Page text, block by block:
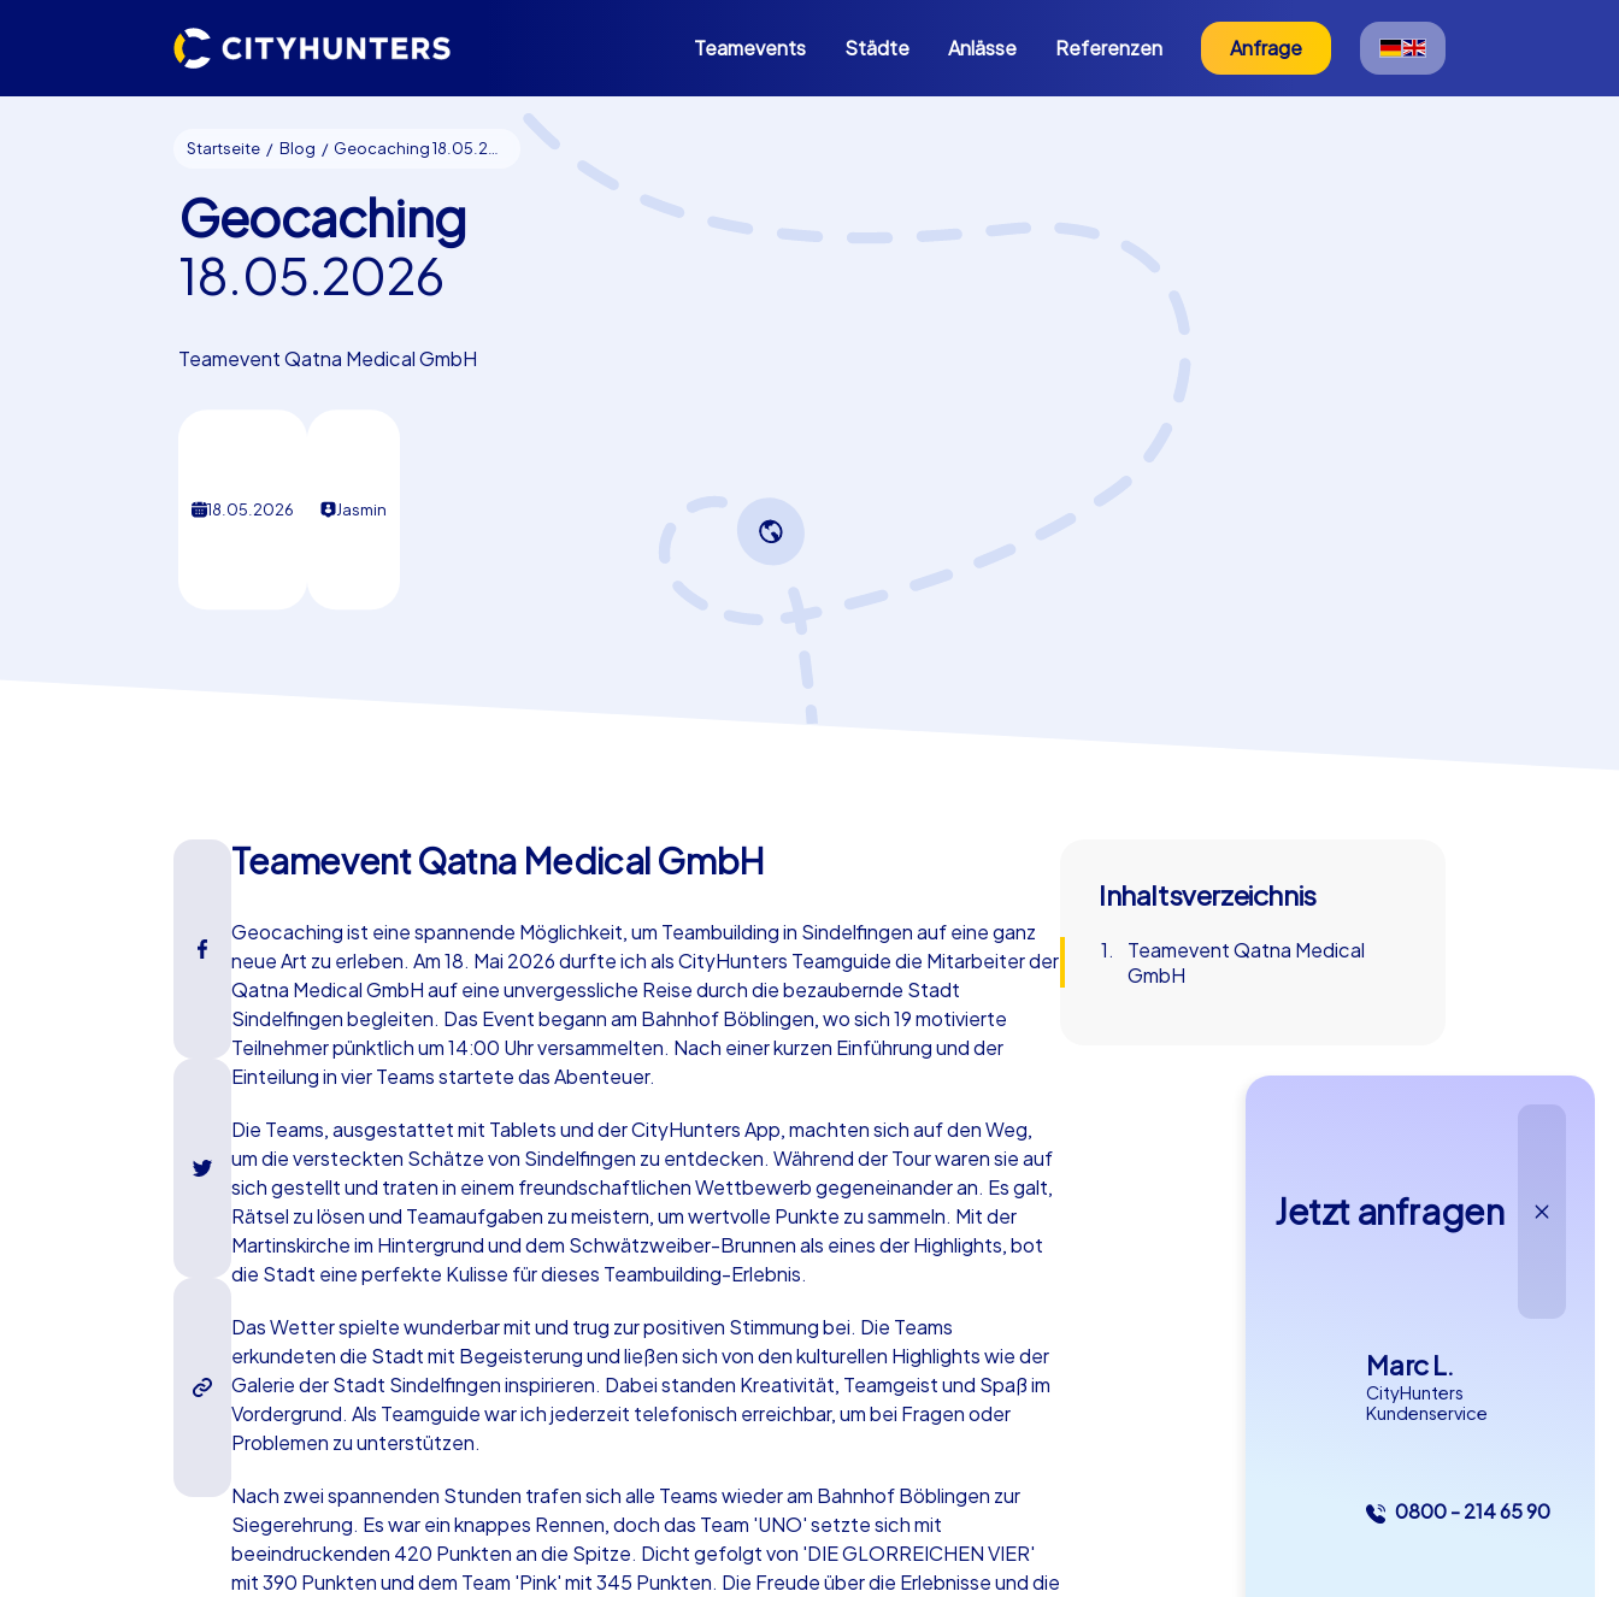
Teamevents Städte Anlässe Referenzen Anfrage
Startseite Blog Geocaching 18.05.2026
Geocaching
18.05.2026
Teamevent Qatna Medical GmbH
18.05.2026 Jasmin
Teamevent Qatna Medical GmbH
Geocaching ist eine spannende Möglichkeit, um Teambuilding in Sindelfingen auf eine ganz
neue Art zu erleben. Am 18. Mai 2026 durfte ich als CityHunters Teamguide die Mitarbeiter der
Qatna Medical GmbH auf eine unvergessliche Reise durch die bezaubernde Stadt
Sindelfingen begleiten. Das Event begann am Bahnhof Böblingen, wo sich 19 motivierte
Teilnehmer pünktlich um 14:00 Uhr versammelten. Nach einer kurzen Einführung und der
Einteilung in vier Teams startete das Abenteuer.
Die Teams, ausgestattet mit Tablets und der CityHunters App, machten sich auf den Weg,
um die versteckten Schätze von Sindelfingen zu entdecken. Während der Tour waren sie auf
sich gestellt und traten in einem freundschaftlichen Wettbewerb gegeneinander an. Es galt,
Rätsel zu lösen und Teamaufgaben zu meistern, um wertvolle Punkte zu sammeln. Mit der
Martinskirche im Hintergrund und dem Schwätzweiber-Brunnen als eines der Highlights, bot
die Stadt eine perfekte Kulisse für dieses Teambuilding-Erlebnis.
Das Wetter spielte wunderbar mit und trug zur positiven Stimmung bei. Die Teams
erkundeten die Stadt mit Begeisterung und ließen sich von den kulturellen Highlights wie der
Galerie der Stadt Sindelfingen inspirieren. Dabei standen Kreativität, Teamgeist und Spaß im
Vordergrund. Als Teamguide war ich jederzeit telefonisch erreichbar, um bei Fragen oder
Problemen zu unterstützen.
Nach zwei spannenden Stunden trafen sich alle Teams wieder am Bahnhof Böblingen zur
Siegerehrung. Es war ein knappes Rennen, doch das Team 'UNO' setzte sich mit
beeindruckenden 420 Punkten an die Spitze. Dicht gefolgt von 'DIE GLORREICHEN VIER'
mit 390 Punkten und dem Team 'Pink' mit 345 Punkten. Die Freude über die Erlebnisse und die
Inhaltsverzeichnis
Teamevent Qatna Medical
GmbH
Jetzt anfragen
Marc L.
CityHunters
Kundenservice
0800 - 214 65 90